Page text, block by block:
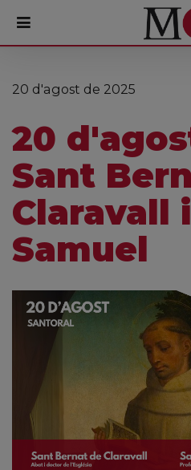
PORTADA
Actualitat
Ofrenes
20 d'agost de 2025
20
Sant
Claravall
Samuel